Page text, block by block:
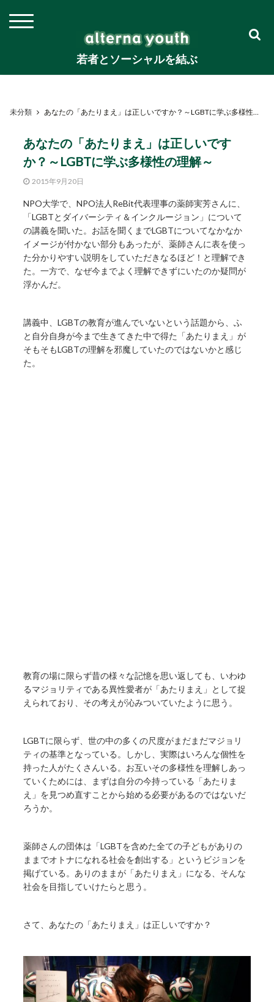
若者とソーシャルを結ぶ
未分類 あなたの「あたりまえ」は正しいですか？～LGBTに学ぶ多様性の理解～
あなたの「あたりまえ」は正しいです
か？～LGBTに学ぶ多様性の理解～
2015年9月20日
NPO大学で、NPO法人ReBit代表理事の薬師実芳さんに、
「LGBTとダイバーシティ＆インクルージョン」について
の講義を聞いた。お話を聞くまでLGBTについてなかなか
イメージが付かない部分もあったが、薬師さんに表を使っ
た分かりやすい説明をしていただきなるほど！と理解でき
た。一方で、なぜ今までよく理解できずにいたのか疑問が
浮かんだ。
講義中、LGBTの教育が進んでいないという話題から、ふ
と自分自身が今まで生きてきた中で得た「あたりまえ」が
そもそもLGBTの理解を邪魔していたのではないかと感じ
た。
教育の場に限らず昔の様々な記憶を思い返しても、いわゆ
るマジョリティである異性愛者が「あたりまえ」として捉
えられており、その考えが沁みついていたように思う。
LGBTに限らず、世の中の多くの尺度がまだまだマジョリ
ティの基準となっている。しかし、実際はいろんな個性を
持った人がたくさんいる。お互いその多様性を理解しあっ
ていくためには、まずは自分の今持っている「あたりま
え」を見つめ直すことから始める必要があるのではないだ
ろうか。
薬師さんの団体は「LGBTを含めた全ての子どもがありの
ままでオトナになれる社会を創出する」というビジョンを
掲げている。ありのままが「あたりまえ」になる、そんな
社会を目指していけたらと思う。
さて、あなたの「あたりまえ」は正しいですか？